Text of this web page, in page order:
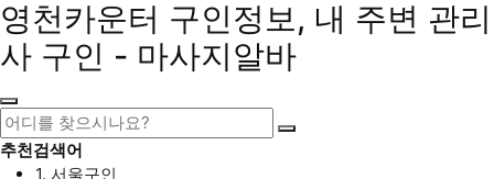
영천카운터 구인정보, 내 주변 관리
사 구인 - 마사지알바
추천검색어
1. 서울구인